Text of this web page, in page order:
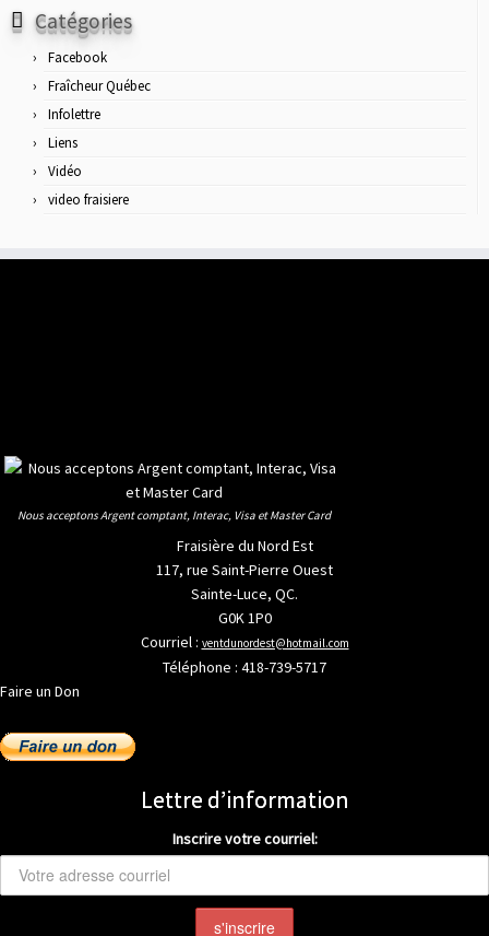
Catégories
Facebook
Fraîcheur Québec
Infolettre
Liens
Vidéo
video fraisiere
Nous acceptons Argent comptant, Interac, Visa et Master Card
Fraisière du Nord Est
117, rue Saint-Pierre Ouest
Sainte-Luce, QC.
G0K 1P0
Courriel : ventdunordest@hotmail.com
Téléphone : 418-739-5717
Faire un Don
Lettre d’information
Inscrire votre courriel: